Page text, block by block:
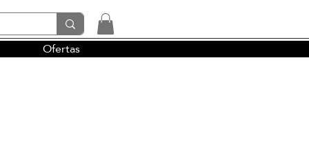
y la perfumería árabe
Ofertas